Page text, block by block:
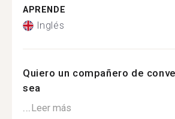
APRENDE
Inglés
Quiero un compañero de
sea
...Leer más